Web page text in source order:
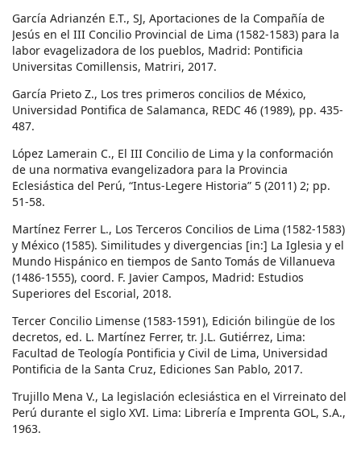
García Adrianzén E.T., SJ, Aportaciones de la Compañía de
Jesús en el III Concilio Provincial de Lima (1582-1583) para la
labor evagelizadora de los pueblos, Madrid: Pontificia
Universitas Comillensis, Matriri, 2017.
García Prieto Z., Los tres primeros concilios de México,
Universidad Pontifica de Salamanca, REDC 46 (1989), pp. 435-
487.
López Lamerain C., El III Concilio de Lima y la conformación
de una normativa evangelizadora para la Provincia
Eclesiástica del Perú, “Intus-Legere Historia” 5 (2011) 2; pp.
51-58.
Martínez Ferrer L., Los Terceros Concilios de Lima (1582-1583)
y México (1585). Similitudes y divergencias [in:] La Iglesia y el
Mundo Hispánico en tiempos de Santo Tomás de Villanueva
(1486-1555), coord. F. Javier Campos, Madrid: Estudios
Superiores del Escorial, 2018.
Tercer Concilio Limense (1583-1591), Edición bilingüe de los
decretos, ed. L. Martínez Ferrer, tr. J.L. Gutiérrez, Lima:
Facultad de Teología Pontificia y Civil de Lima, Universidad
Pontificia de la Santa Cruz, Ediciones San Pablo, 2017.
Trujillo Mena V., La legislación eclesiástica en el Virreinato del
Perú durante el siglo XVI. Lima: Librería e Imprenta GOL, S.A.,
1963.